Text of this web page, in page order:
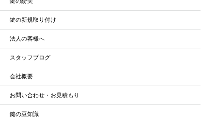
鍵の新規取り付け
法人の客様へ
スタッフブログ
会社概要
お問い合わせ・お見積もり
鍵の豆知識